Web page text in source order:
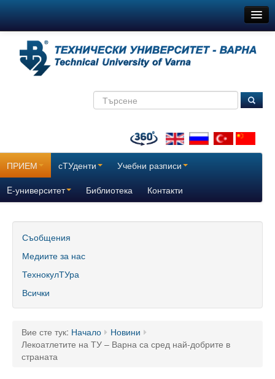
Новини
За нас
Поздравителни адреси
Отчетни доклади за дейността на ТУ – Варна
60 години ТУ - Варна
Програма 60 г.
Успели в науката и бизнеса
60 години Морски специалности в ТУ
ПРИЕМ сТУденти
Учебни разписи
E-университет
Библиотека Контакти
Съобщения
Медиите за нас
ТехнокулТУра
Всички
Вие сте тук: Начало
Новини
Лекоатлетите на ТУ – Варна са сред най-добрите в
страната